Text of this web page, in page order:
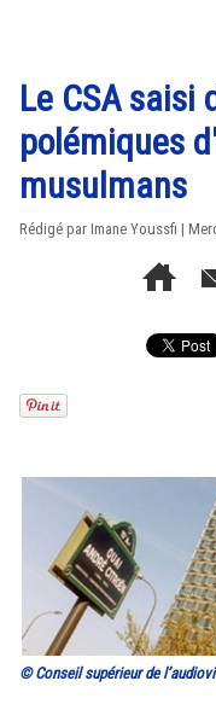
Le CSA saisi
polémiques
musulmans
Rédigé par Imane Youssfi |
© Conseil supérieur de